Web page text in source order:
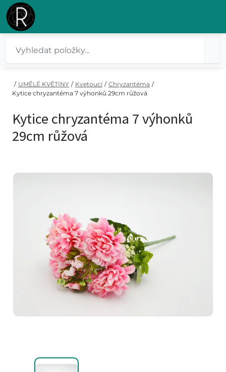
/ UMĚLÉ KVĚTINY / Kvetoucí / Chryzantéma /
Kytice chryzantéma 7 výhonků 29cm růžová
Kytice chryzantéma 7 výhonků
29cm růžová